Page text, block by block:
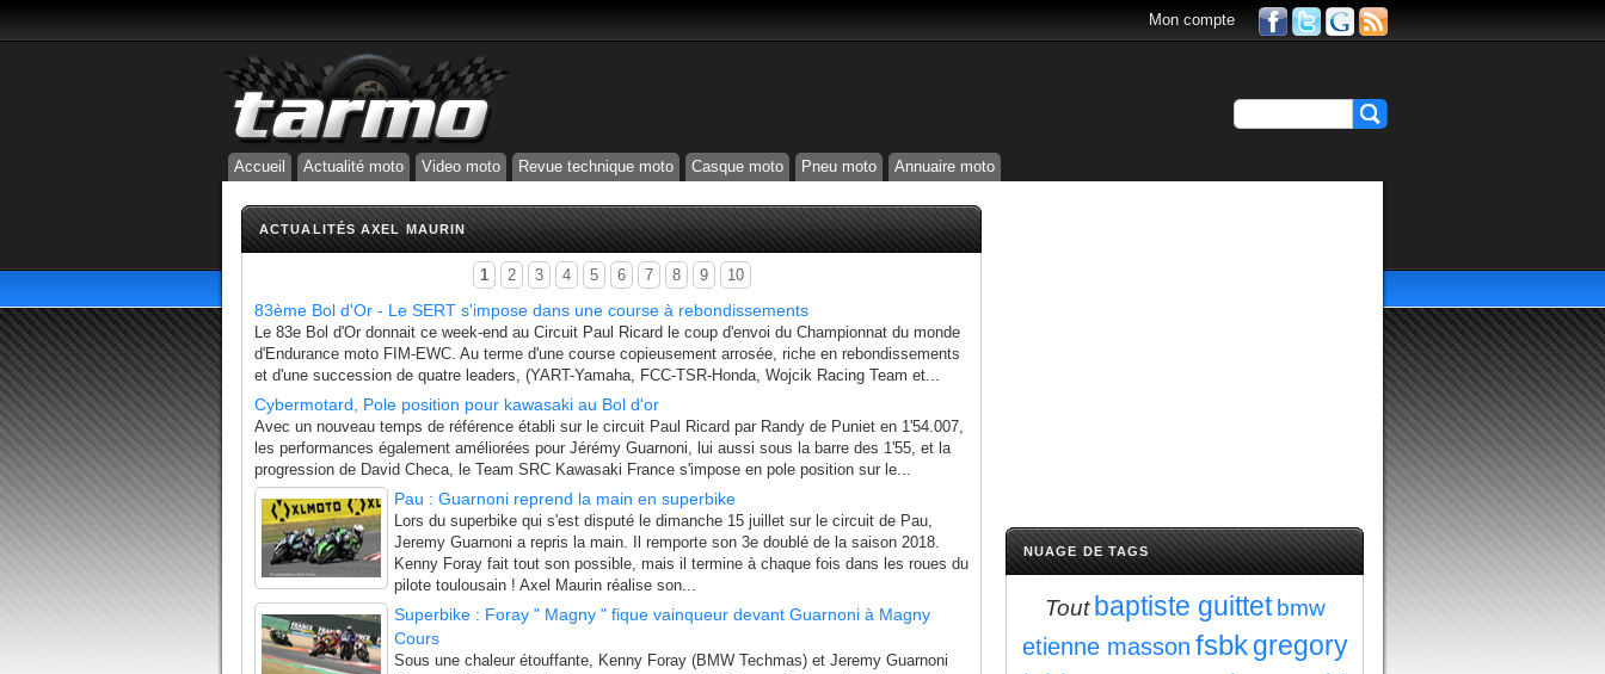
Mon compte
Accueil Actualité moto Video moto Revue technique moto Casque moto Pneu moto Annuaire moto
ACTUALITÉS AXEL MAURIN
1 2 3 4 5 6 7 8 9 10
83ème Bol d'Or - Le SERT s'impose dans une course à rebondissements
Le 83e Bol d'Or donnait ce week-end au Circuit Paul Ricard le coup d'envoi du Championnat du monde
d'Endurance moto FIM-EWC. Au terme d'une course copieusement arrosée, riche en rebondissements
et d'une succession de quatre leaders, (YART-Yamaha, FCC-TSR-Honda, Wojcik Racing Team et...
Cybermotard, Pole position pour kawasaki au Bol d'or
Avec un nouveau temps de référence établi sur le circuit Paul Ricard par Randy de Puniet en 1'54.007,
les performances également améliorées pour Jérémy Guarnoni, lui aussi sous la barre des 1'55, et la
progression de David Checa, le Team SRC Kawasaki France s'impose en pole position sur le...
Pau : Guarnoni reprend la main en superbike
Lors du superbike qui s'est disputé le dimanche 15 juillet sur le circuit de Pau,
Jeremy Guarnoni a repris la main. Il remporte son 3e doublé de la saison 2018.
Kenny Foray fait tout son possible, mais il termine à chaque fois dans les roues du
pilote toulousain ! Axel Maurin réalise son...
Superbike : Foray " Magny " fique vainqueur devant Guarnoni à Magny
Cours
Sous une chaleur étouffante, Kenny Foray (BMW Techmas) et Jeremy Guarnoni
NUAGE DE TAGS
Tout baptiste guittet bmw
etienne masson fsbk gregory